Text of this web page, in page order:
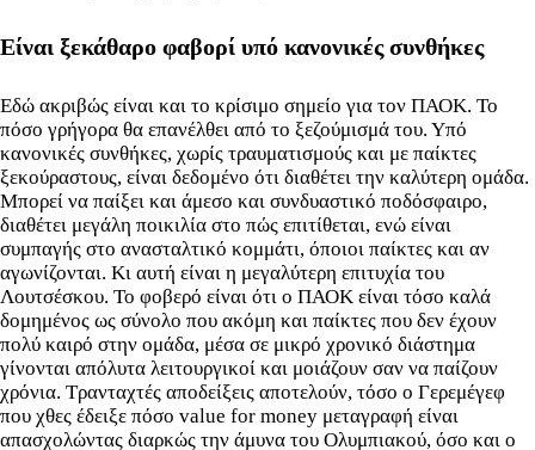
Είναι ξεκάθαρο φαβορί υπό κανονικές συνθήκες
Εδώ ακριβώς είναι και το κρίσιμο σημείο για τον ΠΑΟΚ. Το
πόσο γρήγορα θα επανέλθει από το ξεζούμισμά του. Υπό
κανονικές συνθήκες, χωρίς τραυματισμούς και με παίκτες
ξεκούραστους, είναι δεδομένο ότι διαθέτει την καλύτερη ομάδα.
Μπορεί να παίξει και άμεσο και συνδυαστικό ποδόσφαιρο,
διαθέτει μεγάλη ποικιλία στο πώς επιτίθεται, ενώ είναι
συμπαγής στο ανασταλτικό κομμάτι, όποιοι παίκτες και αν
αγωνίζονται. Κι αυτή είναι η μεγαλύτερη επιτυχία του
Λουτσέσκου. Το φοβερό είναι ότι ο ΠΑΟΚ είναι τόσο καλά
δομημένος ως σύνολο που ακόμη και παίκτες που δεν έχουν
πολύ καιρό στην ομάδα, μέσα σε μικρό χρονικό διάστημα
γίνονται απόλυτα λειτουργικοί και μοιάζουν σαν να παίζουν
χρόνια. Τρανταχτές αποδείξεις αποτελούν, τόσο ο Γερεμέγεφ
που χθες έδειξε πόσο value for money μεταγραφή είναι
απασχολώντας διαρκώς την άμυνα του Ολυμπιακού, όσο και ο